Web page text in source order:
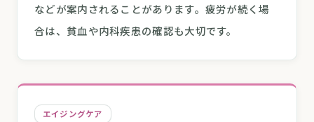
などが案内されることがあります。疲労が続く場
合は、貧血や内科疾患の確認も大切です。
エイジングケア